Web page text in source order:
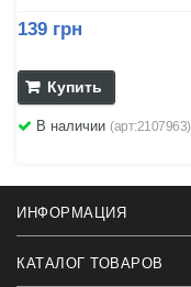
139 грн
Купить
В наличии (арт:2107963)
ИНФОРМАЦИЯ
КАТАЛОГ ТОВАРОВ